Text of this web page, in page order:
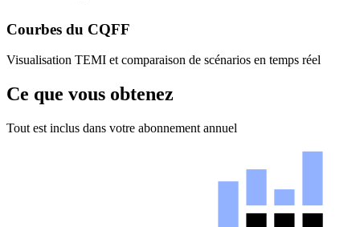
Courbes du CQFF
Visualisation TEMI et comparaison de scénarios en temps réel
Ce que vous obtenez
Tout est inclus dans votre abonnement annuel